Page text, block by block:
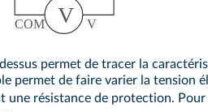
permet de tracer la
permet de faire varier la tension
une résistance de protection. Pour